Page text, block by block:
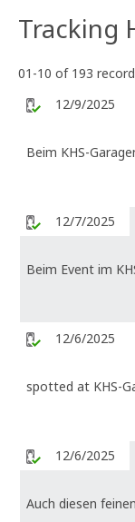
Tracking
01-10 of 193
12/9/2025
Beim KHS-
12/7/2025
Beim Event im
12/6/2025
spotted at KHS-
12/6/2025
Auch diesen